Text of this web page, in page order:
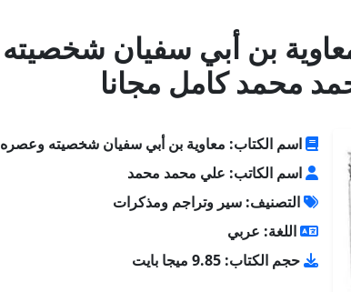
محمد كامل مجانا
اسم الكتاب: معاوية بن أبي سفيان شخصيته وعصره
اسم الكاتب: علي محمد محمد
التصنيف: سير وتراجم ومذكرات
اللغة: عربي
حجم الكتاب: 9.85 ميجا بايت